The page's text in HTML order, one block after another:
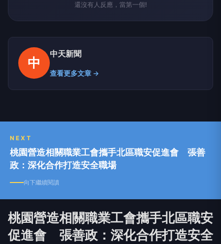
還沒有人反應，當第一個!
中
中天新聞
查看更多文章 →
NEXT
桃園營造相關職業工會攜手北區職安促進會 張善
政：深化合作打造安全職場
向下繼續閱讀
桃園營造相關職業工會攜手北區職安
促進會 張善政：深化合作打造安全